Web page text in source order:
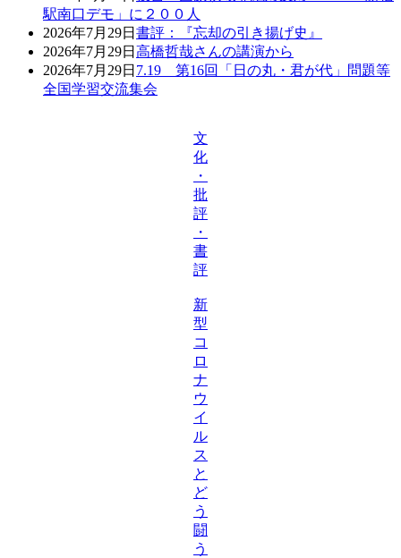
駅南口デモ」に２００人
2026年7月29日 書評：『忘却の引き揚げ史』
2026年7月29日 高橋哲哉さんの講演から
2026年7月29日 7.19 第16回「日の丸・君が代」問題等
全国学習交流集会
文
化
・
批
評
・
書
評
新
型
コ
ロ
ナ
ウ
イ
ル
ス
と
ど
う
闘
う